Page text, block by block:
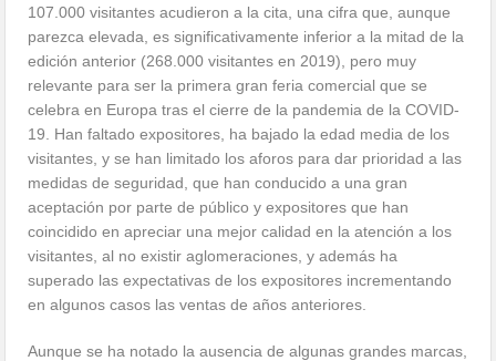
107.000 visitantes acudieron a la cita, una cifra que, aunque
parezca elevada, es significativamente inferior a la mitad de la
edición anterior (268.000 visitantes en 2019), pero muy
relevante para ser la primera gran feria comercial que se
celebra en Europa tras el cierre de la pandemia de la COVID-
19. Han faltado expositores, ha bajado la edad media de los
visitantes, y se han limitado los aforos para dar prioridad a las
medidas de seguridad, que han conducido a una gran
aceptación por parte de público y expositores que han
coincidido en apreciar una mejor calidad en la atención a los
visitantes, al no existir aglomeraciones, y además ha
superado las expectativas de los expositores incrementando
en algunos casos las ventas de años anteriores.
Aunque se ha notado la ausencia de algunas grandes marcas,